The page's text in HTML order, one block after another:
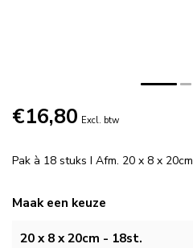
€16,80 Excl. btw
Pak à 18 stuks I Afm. 20 x 8 x 20cm
Maak een keuze
20 x 8 x 20cm - 18st.